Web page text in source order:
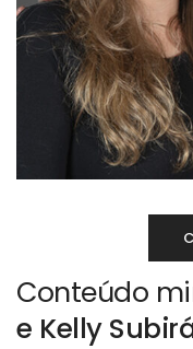
Conteúdo
e Kelly